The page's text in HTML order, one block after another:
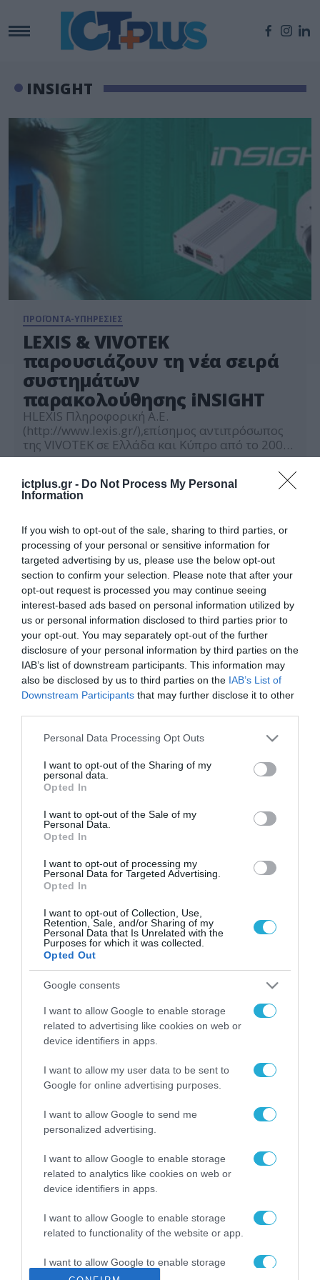
ictplus.gr - Do Not Process My Personal
Information
If you wish to opt-out of the sale, sharing to third parties, or
processing of your personal or sensitive information for
targeted advertising by us, please use the below opt-out
section to confirm your selection. Please note that after your
opt-out request is processed you may continue seeing
interest-based ads based on personal information utilized by
us or personal information disclosed to third parties prior to
your opt-out. You may separately opt-out of the further
disclosure of your personal information by third parties on the
IAB’s list of downstream participants. This information may
also be disclosed by us to third parties on the IAB’s List of
Downstream Participants that may further disclose it to other
Please note that this website/app uses one or more Google
not limited to your visit or usage behaviour. You may click to
grant or deny consent to Google and its third-party tags to
use your data for below specified purposes in below Google
consent section.
Personal Data Processing Opt Outs
I want to opt-out of the Sharing of my
personal data.
Opted In
I want to opt-out of the Sale of my
Personal Data.
Opted In
I want to opt-out of processing my
Personal Data for Targeted Advertising.
Opted In
I want to opt-out of Collection, Use,
Retention, Sale, and/or Sharing of my
Personal Data that Is Unrelated with the
Purposes for which it was collected.
Opted Out
Google consents
I want to allow Google to enable storage
related to advertising like cookies on web or
device identifiers in apps.
I want to allow my user data to be sent to
Google for online advertising purposes.
I want to allow Google to send me
personalized advertising.
I want to allow Google to enable storage
related to analytics like cookies on web or
device identifiers in apps.
I want to allow Google to enable storage
related to functionality of the website or app.
I want to allow Google to enable storage
related to personalization.
INSIGHT
ΠΡΟΪΟΝΤΑ-ΥΠΗΡΕΣΙΕΣ
LEXIS & VIVOTEK
παρουσιάζουν τη νέα σειρά
συστημάτων
παρακολούθησης iNSIGHT
HLEXIS Πληροφορική Α.Ε.
(http://www.lexis.gr/),επίσημος αντιπρόσωπος
της VIVOTEK σε Ελλάδα και Κύπρο από το 2004,
παρουσιάζει τη νέα σειρά συστημάτων
σχεδιασμένη για πολλαπλές ανάγκες ασφαλείας
διαφορετικών εφαρμογών. Η νέα σειρά
σύμφωνες με το μη-κερδοσκοπικό οργανισμό
στον τομέα της βιντεοεπιτήρησης, OSSA (Open
Security & Safety Alliance), ο οποίος μέσα από
[…]
ΡΟΗ ΕΙΔΗΣΕΩΝ
Το χρηματοδοτούμενο
από την ΕΕ έργο “The
Gaming Police”
ενισχύει την ασφάλεια
των παιδιών στο
διαδίκτυο
31.07.2026
ΑΑΔΕ: Διευκρινίσεις
για τα πρόστιμα σε
αφορούν τους ΦΗΜ
Σ. Καλαφάτης: «Η
Τεχνητή Νοημοσύνη
δεν είναι απλώς μια
μια νέα βιομηχανική
επανάσταση»
Νέος οδηγός του ΕΚΤ
των ελληνικών